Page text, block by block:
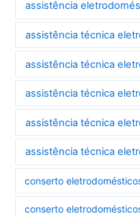
assistência
assistência técnica
assistência técnica
assistência técnica
assistência técnica
assistência técnica
conserto
conserto